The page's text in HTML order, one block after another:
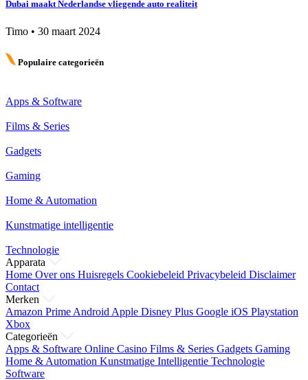
Dubai maakt Nederlandse vliegende auto realiteit
Timo • 30 maart 2024
Populaire categorieën
Apps & Software
Films & Series
Gadgets
Gaming
Home & Automation
Kunstmatige intelligentie
Technologie
Apparata
Home Over ons Huisregels Cookiebeleid Privacybeleid Disclaimer
Contact
Merken
Amazon Prime Android Apple Disney Plus Google iOS Playstation
Xbox
Categorieën
Apps & Software Online Casino Films & Series Gadgets Gaming
Home & Automation Kunstmatige Intelligentie Technologie
Software